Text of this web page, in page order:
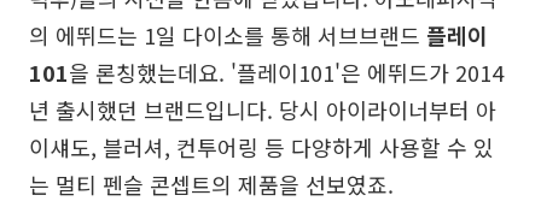
의 에뛰드는 1일 다이소를 통해 서브브랜드 플레이
101을 론칭했는데요. '플레이101'은 에뛰드가 2014
년 출시했던 브랜드입니다. 당시 아이라이너부터 아
이섀도, 블러셔, 컨투어링 등 다양하게 사용할 수 있
는 멀티 펜슬 콘셉트의 제품을 선보였죠.